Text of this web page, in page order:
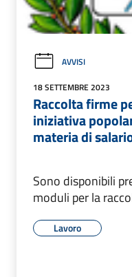
AVVISI
18 SETTEMBRE 2023
Raccolta firme
iniziativa
materia di
Sono disponibili
moduli per la
Lavoro